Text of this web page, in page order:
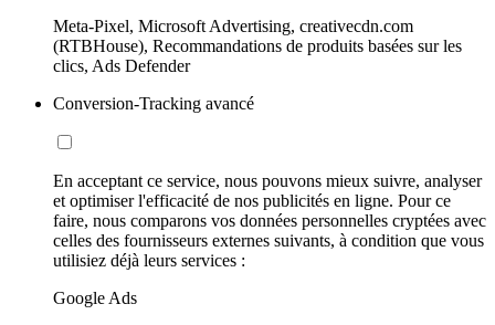
Meta-Pixel, Microsoft Advertising, creativecdn.com
(RTBHouse), Recommandations de produits basées sur les
clics, Ads Defender
Conversion-Tracking avancé
En acceptant ce service, nous pouvons mieux suivre, analyser
et optimiser l'efficacité de nos publicités en ligne. Pour ce
faire, nous comparons vos données personnelles cryptées avec
celles des fournisseurs externes suivants, à condition que vous
utilisiez déjà leurs services :
Google Ads